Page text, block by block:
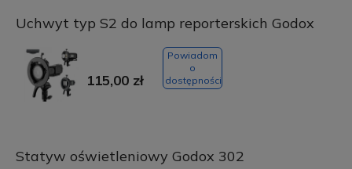
Uchwyt typ S2 do lamp reporterskich Godox
115,00 zł
Powiadom
o
dostępności
Statyw oświetleniowy Godox 302